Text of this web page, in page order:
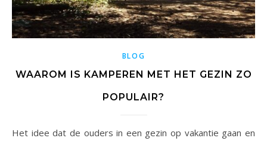
BLOG
WAAROM IS KAMPEREN MET HET GEZIN ZO
POPULAIR?
Het idee dat de ouders in een gezin op vakantie gaan en